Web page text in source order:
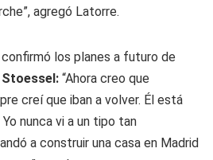
agregó Latorre.
confirmó los planes a futuro de
“Ahora creo que
creí que iban a volver. Él está
nunca vi a un tipo tan
a construir una casa en Madrid